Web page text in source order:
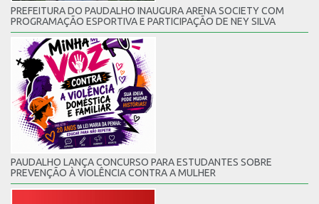
PREFEITURA DO PAUDALHO INAUGURA ARENA SOCIETY COM
PROGRAMAÇÃO ESPORTIVA E PARTICIPAÇÃO DE NEY SILVA
PAUDALHO LANÇA CONCURSO PARA ESTUDANTES SOBRE
PREVENÇÃO À VIOLÊNCIA CONTRA A MULHER